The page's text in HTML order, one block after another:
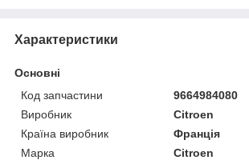
Характеристики
Основні
Код запчастини
9664984080
Виробник
Citroen
Країна виробник
Франція
Марка
Citroen